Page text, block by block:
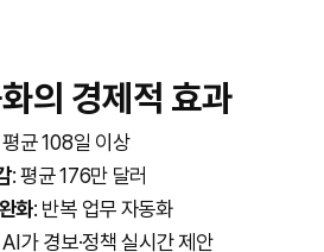
의 경제적 효과
균 108일 이상
: 평균 176만 달러
화: 반복 업무 자동화
가 경보·정책 실시간 제안